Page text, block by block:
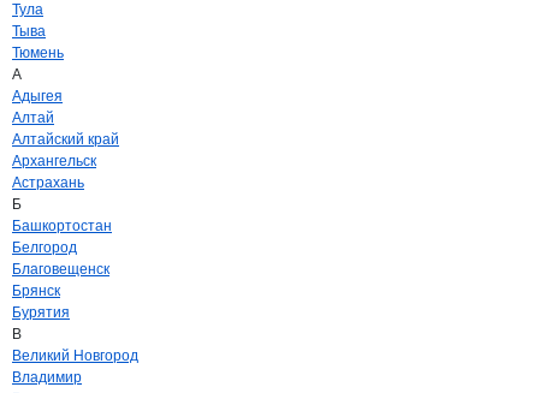
Тула
Тыва
Тюмень
А
Адыгея
Алтай
Алтайский край
Архангельск
Астрахань
Б
Башкортостан
Белгород
Благовещенск
Брянск
Бурятия
В
Великий Новгород
Владимир